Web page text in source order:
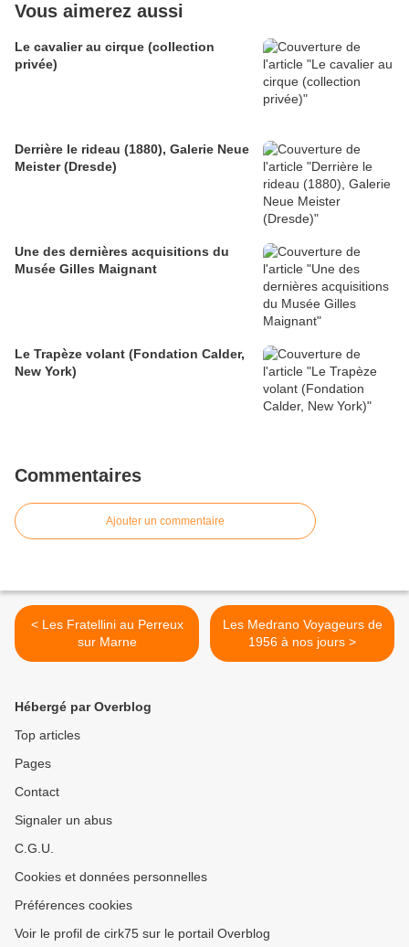
Vous aimerez aussi
Le cavalier au cirque (collection
privée)
Derrière le rideau (1880), Galerie Neue
Meister (Dresde)
Une des dernières acquisitions du
Musée Gilles Maignant
Le Trapèze volant (Fondation Calder,
New York)
Commentaires
Ajouter un commentaire
< Les Fratellini au Perreux
sur Marne
Les Medrano Voyageurs de
1956 à nos jours >
Hébergé par Overblog
Top articles
Pages
Contact
Signaler un abus
C.G.U.
Cookies et données personnelles
Préférences cookies
Voir le profil de cirk75 sur le portail Overblog